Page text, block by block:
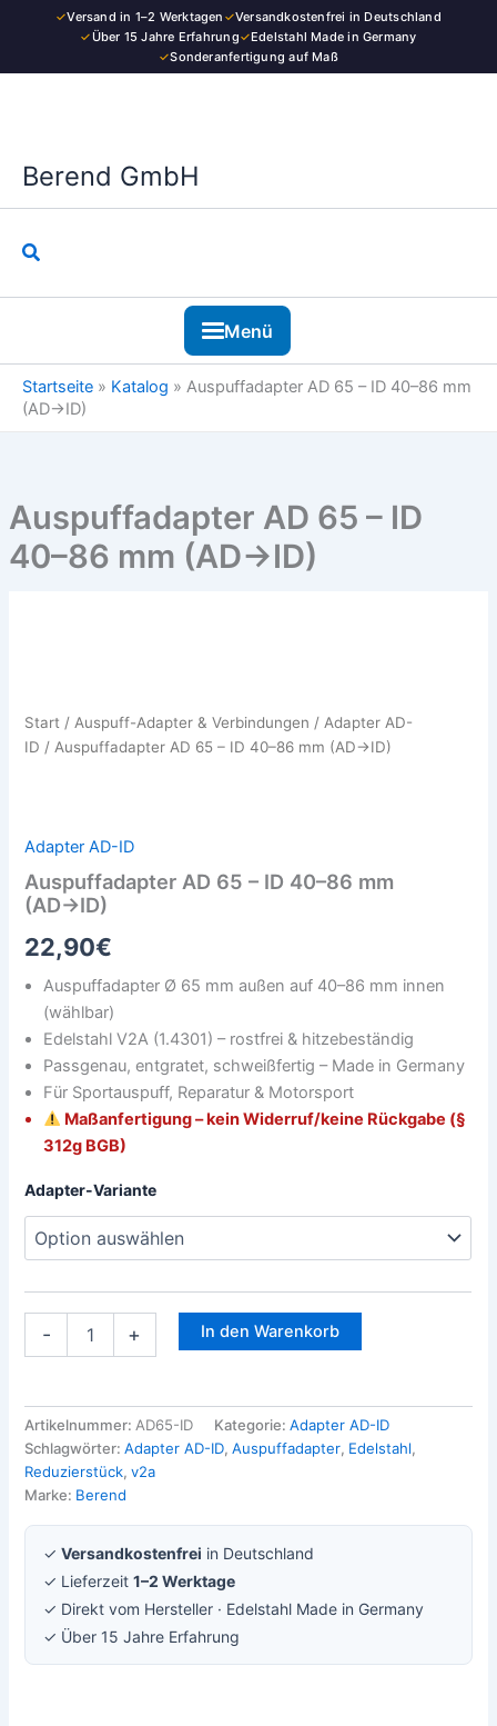
✓Versand in 1–2 Werktagen ✓Versandkostenfrei in Deutschland
✓Über 15 Jahre Erfahrung✓Edelstahl Made in Germany
✓Sonderanfertigung auf Maß
Berend GmbH
Suchen
Menü
Startseite » Katalog » Auspuffadapter AD 65 – ID 40–86 mm
(AD→ID)
Auspuffadapter AD 65 – ID
40–86 mm (AD→ID)
Start / Auspuff-Adapter & Verbindungen / Adapter AD-
ID / Auspuffadapter AD 65 – ID 40–86 mm (AD→ID)
Adapter AD-ID
Auspuffadapter AD 65 – ID 40–86 mm
(AD→ID)
22,90€
Auspuffadapter Ø 65 mm außen auf 40–86 mm innen
(wählbar)
Edelstahl V2A (1.4301) – rostfrei & hitzebeständig
Passgenau, entgratet, schweißfertig – Made in Germany
Für Sportauspuff, Reparatur & Motorsport
Maßanfertigung – kein Widerruf/keine Rückgabe (§
312g BGB)
Adapter-Variante
-
ID
40–
+ In den Warenkorb
Artikelnummer:AD65-ID Kategorie:Adapter AD-ID
Schlagwörter:Adapter AD-ID,Auspuffadapter, Edelstahl,
Reduzierstück,v2a
Marke: Berend
✓Versandkostenfrei in Deutschland
✓ Lieferzeit1–2 Werktage
✓ Direkt vom Hersteller · Edelstahl Made in Germany
✓ Über 15 Jahre Erfahrung